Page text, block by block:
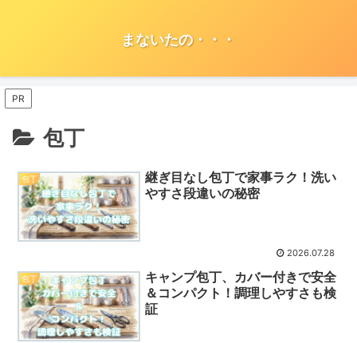
まないたの・・・
PR
包丁
包丁
継ぎ目なし包丁で家事ラク！洗い
やすさ段違いの秘密
2026.07.28
包丁
キャンプ包丁、カバー付きで安全
＆コンパクト！調理しやすさも検
証